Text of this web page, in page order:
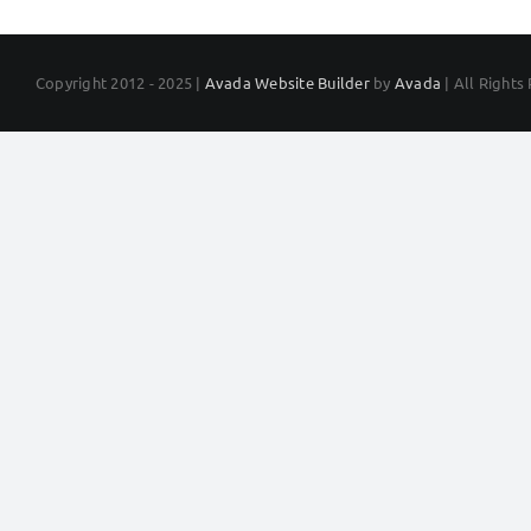
contentCopyright 2012 - 2025 | Avada Website Builderby Avada | All Rights